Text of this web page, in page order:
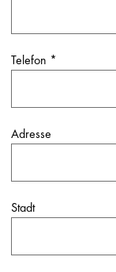
Telefon *
Adresse
Stadt